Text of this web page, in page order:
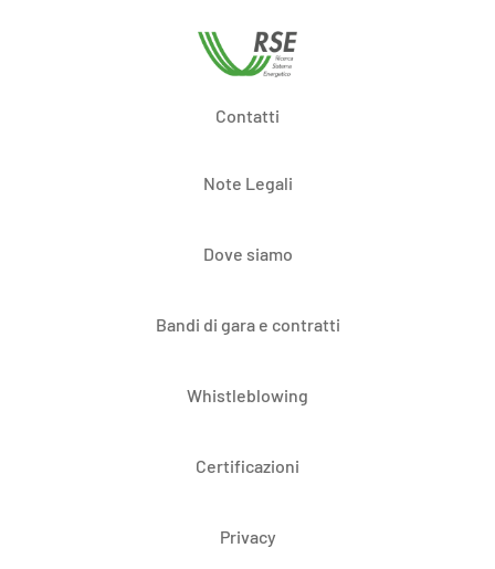
Contatti
Note Legali
Dove siamo
Bandi di gara e contratti
Whistleblowing
Certificazioni
Privacy